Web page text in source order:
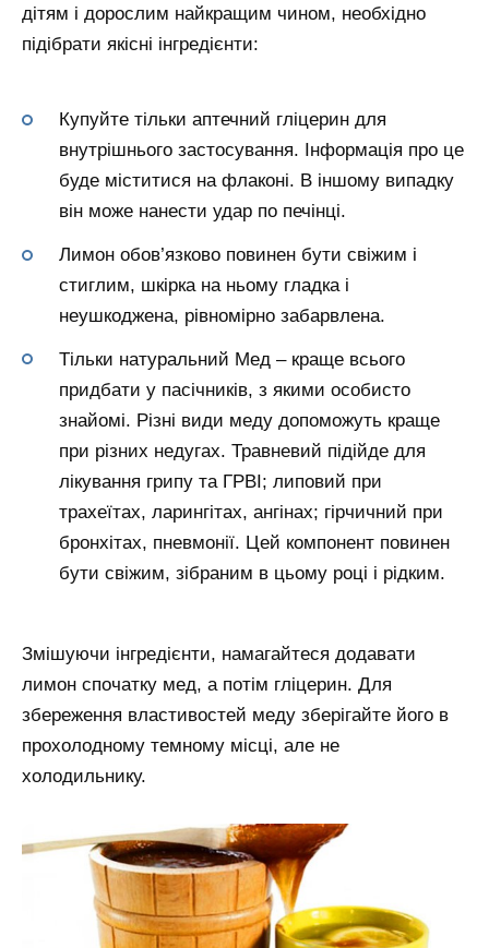
дітям і дорослим найкращим чином, необхідно
підібрати якісні інгредієнти:
Купуйте тільки аптечний гліцерин для
внутрішнього застосування. Інформація про це
буде міститися на флаконі. В іншому випадку
він може нанести удар по печінці.
Лимон обов’язково повинен бути свіжим і
стиглим, шкірка на ньому гладка і
неушкоджена, рівномірно забарвлена.
Тільки натуральний Мед – краще всього
придбати у пасічників, з якими особисто
знайомі. Різні види меду допоможуть краще
при різних недугах. Травневий підійде для
лікування грипу та ГРВІ; липовий при
трахеїтах, ларингітах, ангінах; гірчичний при
бронхітах, пневмонії. Цей компонент повинен
бути свіжим, зібраним в цьому році і рідким.
Змішуючи інгредієнти, намагайтеся додавати
лимон спочатку мед, а потім гліцерин. Для
збереження властивостей меду зберігайте його в
прохолодному темному місці, але не
холодильнику.